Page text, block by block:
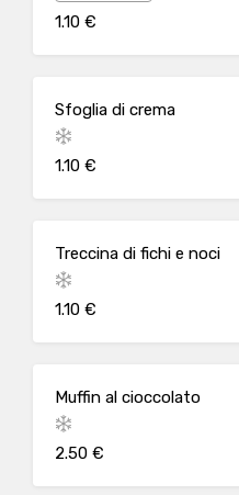
1.10 €
Sfoglia di crema
1.10 €
Treccina di fichi e noci
1.10 €
Muffin al cioccolato
2.50 €